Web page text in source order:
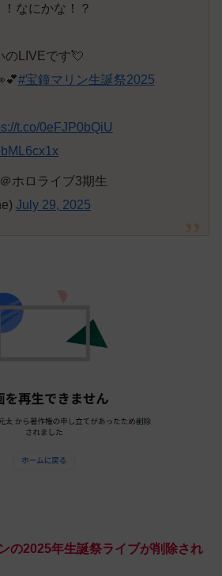
なにかな！？
のLIVEです💘
#宝鐘マリン生誕祭2025
t.co/0eFJP0bQiU
ホロライブ3期生
July 29, 2025
の2025年生誕祭ライブが削除され